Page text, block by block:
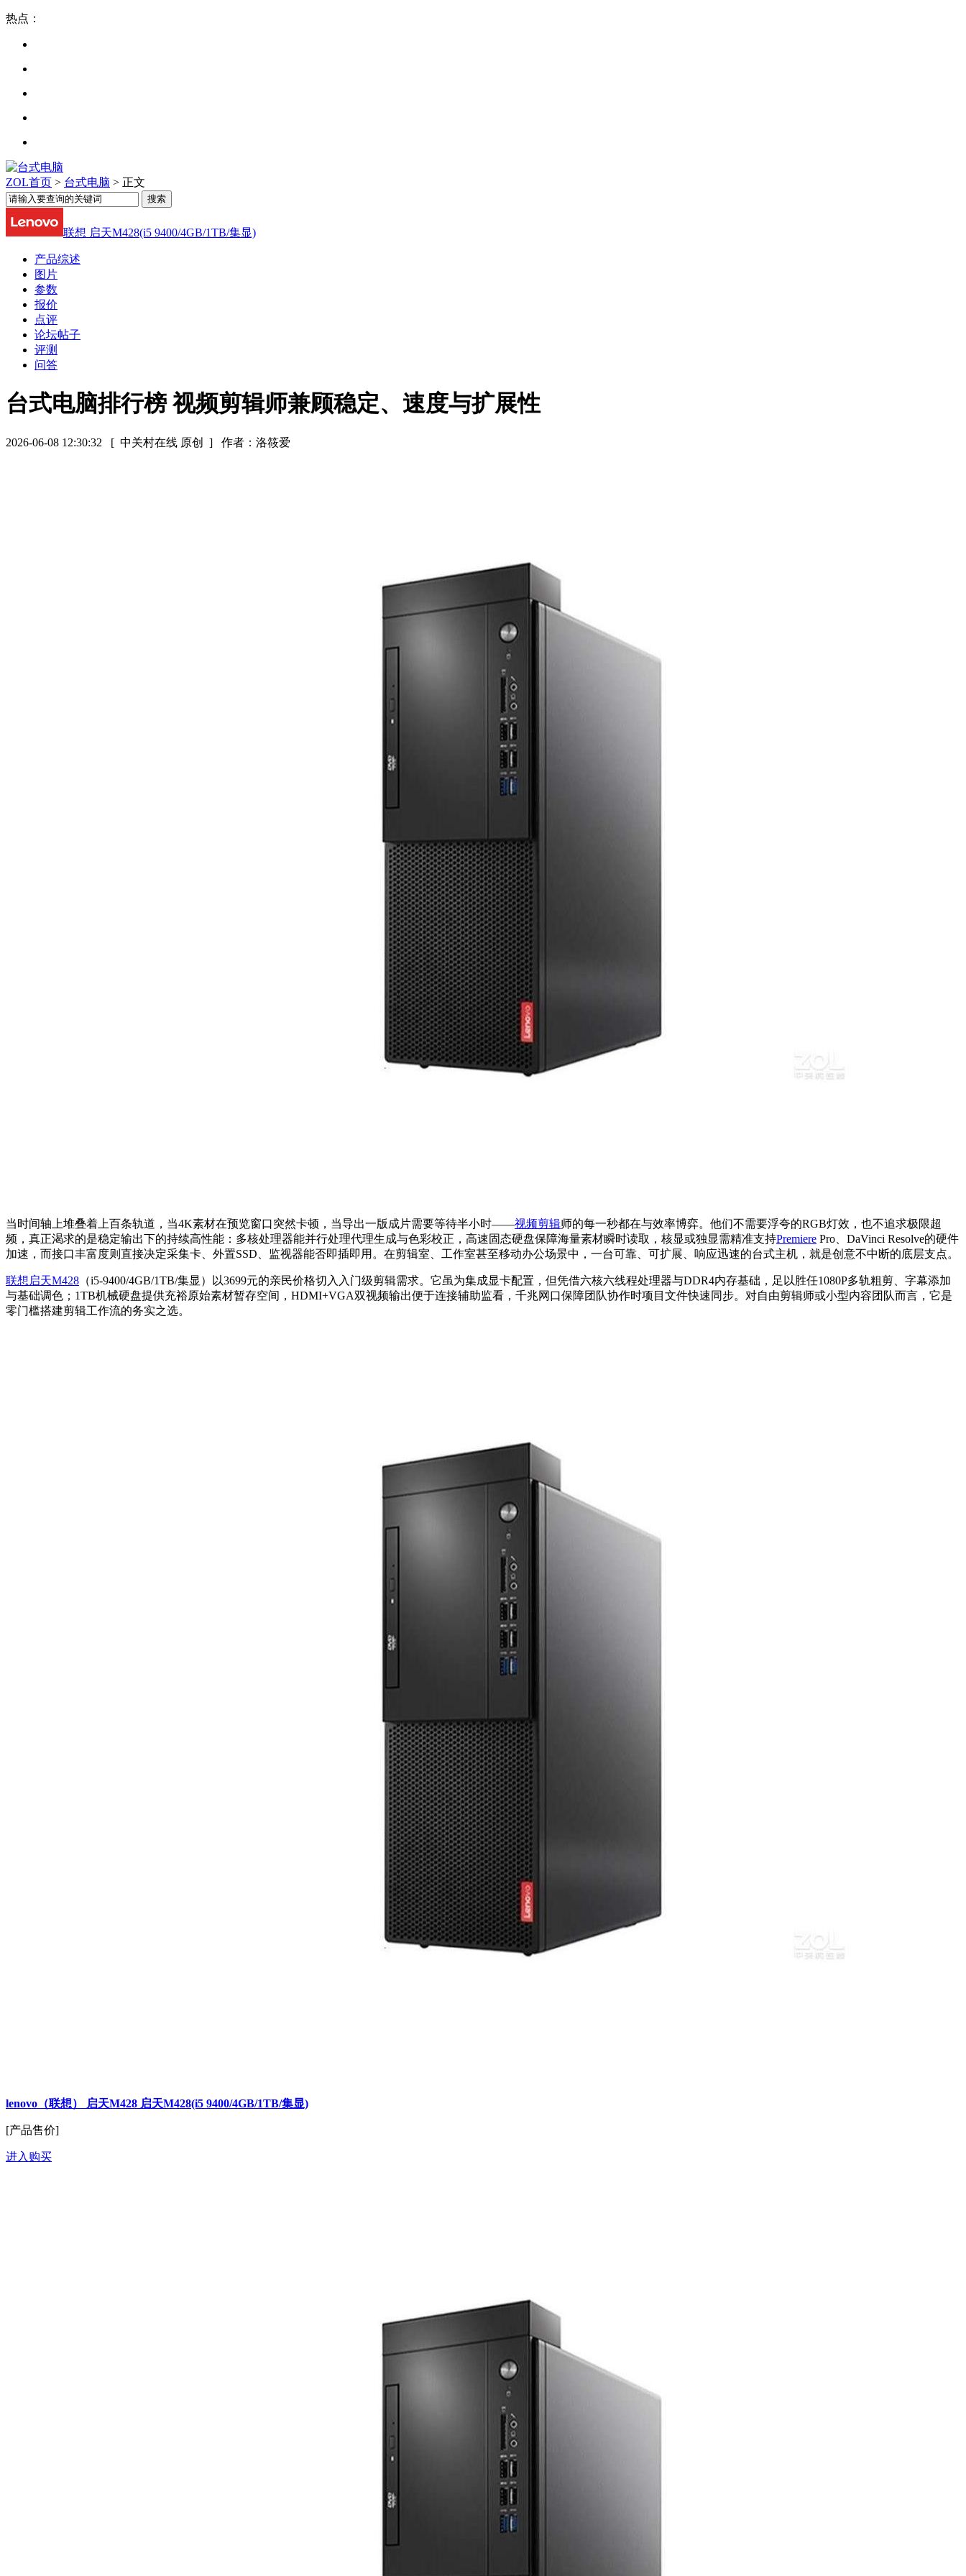
热点：
ZOL首页 > 台式电脑 > 正文
联想 启天M428(i5 9400/4GB/1TB/集显)
产品综述
图片
参数
报价
点评
论坛帖子
评测
问答
台式电脑排行榜 视频剪辑师兼顾稳定、速度与扩展性
2026-06-08 12:30:32 [ 中关村在线 原创 ] 作者：洛筱爱
当时间轴上堆叠着上百条轨道，当4K素材在预览窗口突然卡顿，当导出一版成片需要等待半小时——视频剪辑师的每一秒都在与效率博弈。他们不需要浮夸的RGB灯效，也不追求极限超
频，真正渴求的是稳定输出下的持续高性能：多核处理器能并行处理代理生成与色彩校正，高速固态硬盘保障海量素材瞬时读取，核显或独显需精准支持Premiere Pro、DaVinci Resolve的硬件
加速，而接口丰富度则直接决定采集卡、外置SSD、监视器能否即插即用。在剪辑室、工作室甚至移动办公场景中，一台可靠、可扩展、响应迅速的台式主机，就是创意不中断的底层支点。
联想启天M428 （i5-9400/4GB/1TB/集显）以3699元的亲民价格切入入门级剪辑需求。它虽为集成显卡配置，但凭借六核六线程处理器与DDR4内存基础，足以胜任1080P多轨粗剪、字幕添加
与基础调色；1TB机械硬盘提供充裕原始素材暂存空间，HDMI+VGA双视频输出便于连接辅助监看，千兆网口保障团队协作时项目文件快速同步。对自由剪辑师或小型内容团队而言，它是
零门槛搭建剪辑工作流的务实之选。
lenovo（联想） 启天M428 启天M428(i5 9400/4GB/1TB/集显)
[产品售价]
进入购买